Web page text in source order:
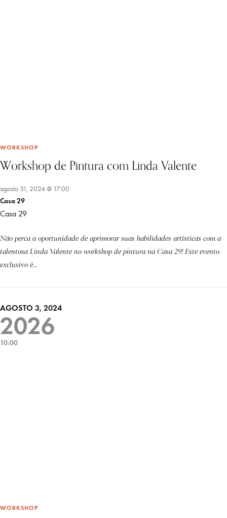
WORKSHOP
Workshop de Pintura com Linda Valente
agosto 31, 2024 @ 17:00
Casa 29
Casa 29
Não perca a oportunidade de aprimorar suas habilidades artísticas com a
talentosa Linda Valente no workshop de pintura na Casa 29! Este evento
exclusivo é...
AGOSTO 3, 2024
2026
10:00
WORKSHOP